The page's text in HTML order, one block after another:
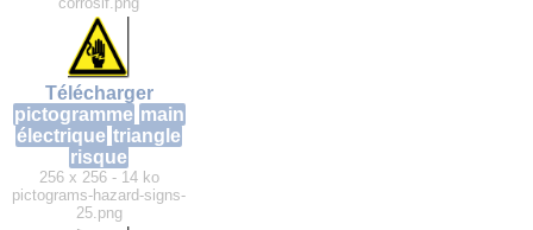
Télécharger
pictogramme main
électrique triangle
risque
256 x 256 - 14 ko
pictograms-hazard-signs-
25.png